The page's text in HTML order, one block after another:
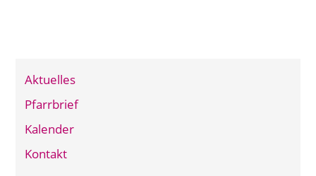
Aktuelles
Pfarrbrief
Kalender
Kontakt